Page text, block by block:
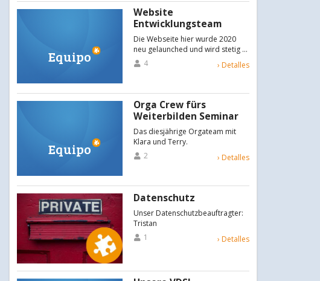
Equipo
Website
Entwicklungsteam
Die Webseite hier wurde 2020
neu gelaunched und wird stetig …
› Detalles
4
Equipo
Orga Crew fürs
Weiterbilden Seminar
Das diesjährige Orgateam mit
Klara und Terry.
› Detalles
2
Datenschutz
Unser Datenschutzbeauftragter:
Tristan
› Detalles
1